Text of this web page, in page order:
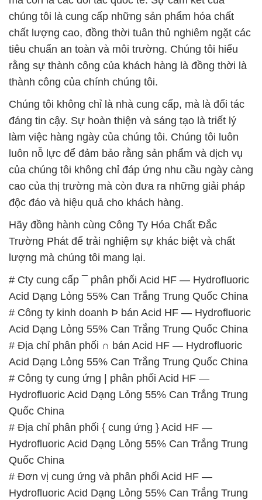
chúng tôi là cung cấp những sản phẩm hóa chất
chất lượng cao, đồng thời tuân thủ nghiêm ngặt các
tiêu chuẩn an toàn và môi trường. Chúng tôi hiểu
rằng sự thành công của khách hàng là đồng thời là
thành công của chính chúng tôi.
Chúng tôi không chỉ là nhà cung cấp, mà là đối tác
đáng tin cậy. Sự hoàn thiện và sáng tạo là triết lý
làm việc hàng ngày của chúng tôi. Chúng tôi luôn
luôn nỗ lực để đảm bảo rằng sản phẩm và dịch vụ
của chúng tôi không chỉ đáp ứng nhu cầu ngày càng
cao của thị trường mà còn đưa ra những giải pháp
độc đáo và hiệu quả cho khách hàng.
Hãy đồng hành cùng Công Ty Hóa Chất Đắc
Trường Phát để trải nghiệm sự khác biệt và chất
lượng mà chúng tôi mang lại.
# Cty cung cấp ¯ phân phối Acid HF — Hydrofluoric
Acid Dạng Lỏng 55% Can Trắng Trung Quốc China
# Công ty kinh doanh Þ bán Acid HF — Hydrofluoric
Acid Dạng Lỏng 55% Can Trắng Trung Quốc China
# Địa chỉ phân phối ∩ bán Acid HF — Hydrofluoric
Acid Dạng Lỏng 55% Can Trắng Trung Quốc China
# Công ty cung ứng | phân phối Acid HF —
Hydrofluoric Acid Dạng Lỏng 55% Can Trắng Trung
Quốc China
# Địa chỉ phân phối { cung ứng } Acid HF —
Hydrofluoric Acid Dạng Lỏng 55% Can Trắng Trung
Quốc China
# Đơn vị cung ứng và phân phối Acid HF —
Hydrofluoric Acid Dạng Lỏng 55% Can Trắng Trung